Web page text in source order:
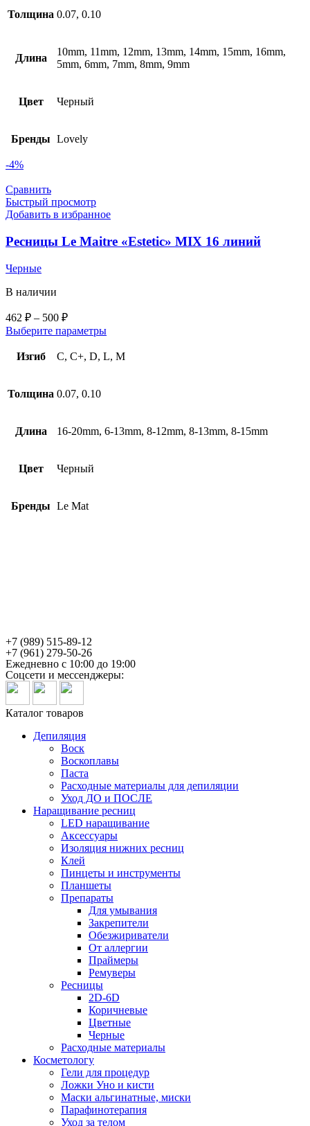
Толщина 0.07, 0.10
Длина
10mm, 11mm, 12mm, 13mm, 14mm, 15mm, 16mm,
5mm, 6mm, 7mm, 8mm, 9mm
Цвет Черный
Бренды Lovely
-4%
Сравнить
Быстрый просмотр
Добавить в избранное
Ресницы Le Maitre «Estetic» MIX 16 линий
Черные
В наличии
462 ₽ – 500 ₽
Выберите параметры
Изгиб C, C+, D, L, M
Толщина 0.07, 0.10
Длина 16-20mm, 6-13mm, 8-12mm, 8-13mm, 8-15mm
Цвет Черный
Бренды Le Mat
+7 (989) 515-89-12
+7 (961) 279-50-26
Ежедневно с 10:00 до 19:00
Соцсети и мессенджеры:
Каталог товаров
Депиляция
Воск
Воскоплавы
Паста
Расходные материалы для депиляции
Уход ДО и ПОСЛЕ
Наращивание ресниц
LED наращивание
Аксессуары
Изоляция нижних ресниц
Клей
Пинцеты и инструменты
Планшеты
Препараты
Для умывания
Закрепители
Обезжириватели
От аллергии
Праймеры
Ремуверы
Ресницы
2D-6D
Коричневые
Цветные
Черные
Расходные материалы
Косметологу
Гели для процедур
Ложки Уно и кисти
Маски альгинатные, миски
Парафинотерапия
Уход за телом